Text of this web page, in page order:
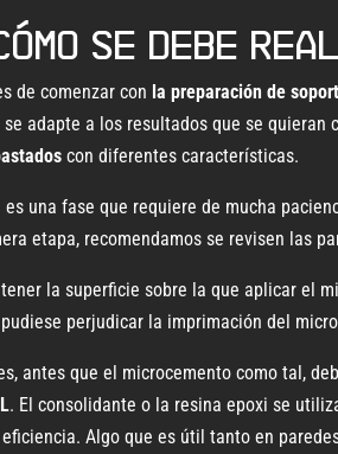
se debe
de comenzar con la preparación de
se adapte a los resultados que se
con diferentes características.
es una fase que requiere de mucha
etapa, recomendamos se revisen las
la superficie sobre la que aplicar el
perjudicar la imprimación del
antes que el microcemento como tal,
. El consolidante o la resina epoxi se
Algo que es útil tanto en